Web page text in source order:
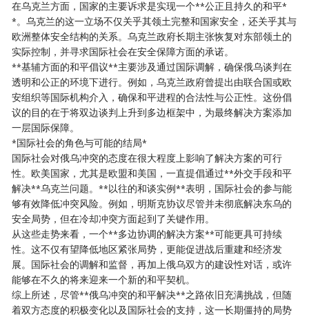
在乌克兰方面，国家的主要诉求是实现一个**公正且持久的和平*
*。乌克兰的这一立场不仅关乎其领土完整和国家安全，还关乎其与
欧洲整体安全结构的关系。乌克兰政府长期主张恢复对东部领土的
实际控制，并寻求国际社会在安全保障方面的承诺。
**基辅方面的和平倡议**主要涉及通过国际调解，确保俄乌谈判在
透明和公正的环境下进行。例如，乌克兰政府曾提出由联合国或欧
安组织等国际机构介入，确保和平进程的合法性与公正性。这份倡
议的目的在于将双边谈判上升到多边框架中，为最终解决方案添加
一层国际保障。
*国际社会的角色与可能的结局*
国际社会对俄乌冲突的态度在很大程度上影响了解决方案的可行
性。欧美国家，尤其是欧盟和美国，一直提倡通过**外交手段和平
解决**乌克兰问题。**以往的和谈实例**表明，国际社会的参与能
够有效降低冲突风险。例如，明斯克协议尽管并未彻底解决东乌的
安全局势，但在冷却冲突方面起到了关键作用。
从这些走势来看，一个**多边协调的解决方案**可能更具可持续
性。这不仅有望降低地区紧张局势，更能促进战后重建和经济发
展。国际社会的调解和监督，再加上俄乌双方的建设性对话，或许
能够在不久的将来迎来一个新的和平契机。
综上所述，尽管**俄乌冲突的和平解决**之路依旧充满挑战，但随
着双方态度的积极变化以及国际社会的支持，这一长期僵持的局势